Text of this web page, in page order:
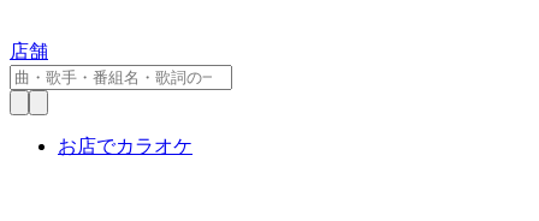
店舗
お店でカラオケ